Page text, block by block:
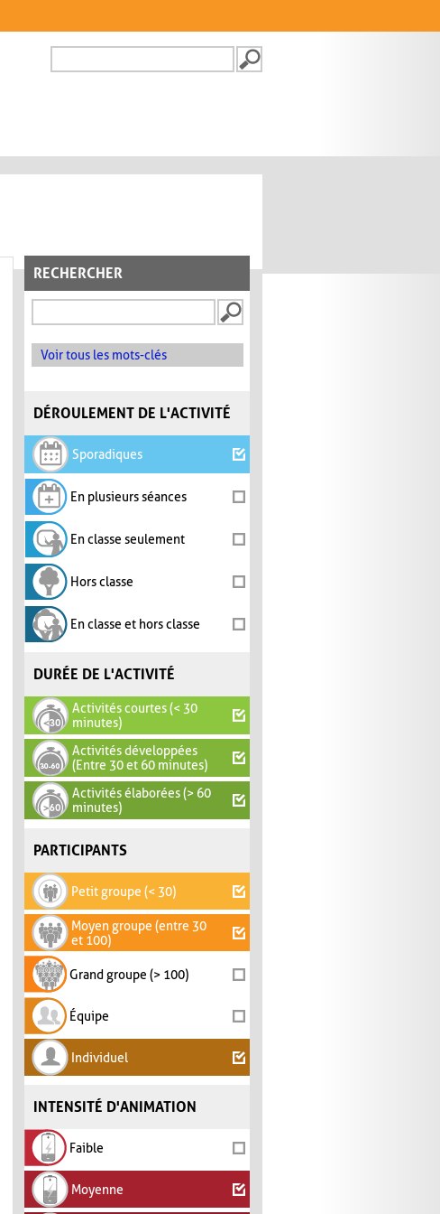
FORMULAIRE DE
RECHERCHER
Voir tous les mots-clés
DÉROULEMENT DE L'ACTIVITÉ
Sporadiques
En plusieurs séances
En classe seulement
Hors classe
En classe et hors classe
DURÉE DE L'ACTIVITÉ
Activités courtes (< 30
minutes)
Activités développées
(Entre 30 et 60 minutes)
Activités élaborées (> 60
minutes)
PARTICIPANTS
Petit groupe (< 30)
Moyen groupe (entre 30
et 100)
Grand groupe (> 100)
Équipe
Individuel
INTENSITÉ D'ANIMATION
Faible
Moyenne